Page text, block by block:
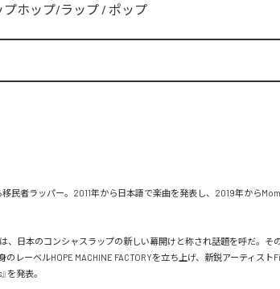
プホップ/ラップ / ポップ
民者ラッパー。2011年から日本語で楽曲を発表し、2019年から
、日本のコンシャスラップの新しい幕開けと称され話題を呼だ。その
レーベルHOPE MACHINE FACTORYを立ち上げ、新鋭アーティス
を発表。